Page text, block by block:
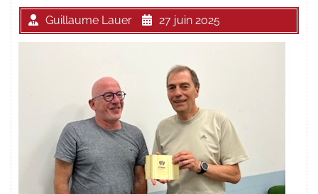
Guillaume Lauer 27 juin 2025